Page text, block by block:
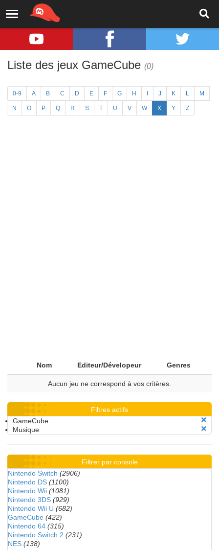
Liste des jeux GameCube (0)
0-9 A B C D E F G H J K L M
N O P Q R S T U V W X Y Z
Nom Editeur/Dévelopeur Genres
Aucun jeu ne correspond à vos critères.
Filtres actifs
GameCube
Musique
Filtrer par console
Nintendo Switch (2906)
Nintendo DS (1100)
Nintendo Wii (1081)
Nintendo 3DS (929)
Nintendo Wii U (682)
GameCube (422)
Nintendo 64 (315)
Nintendo Switch 2 (231)
NES (138)